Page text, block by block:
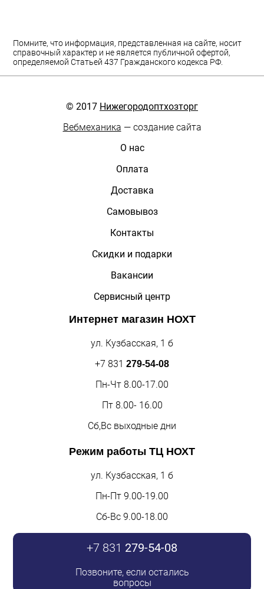
Помните, что информация, представленная на сайте, носит
справочный характер и не является публичной офертой,
определяемой Статьей 437 Гражданского кодекса РФ.
© 2017 Нижегородоптхозторг
Вебмеханика — создание сайта
О нас
Оплата
Доставка
Самовывоз
Контакты
Скидки и подарки
Вакансии
Сервисный центр
Интернет магазин НОХТ
ул. Кузбасская, 1 б
+7 831 279-54-08
Пн-Чт 8.00-17.00
Пт 8.00- 16.00
Сб,Вс выходные дни
Режим работы ТЦ НОХТ
ул. Кузбасская, 1 б
Пн-Пт 9.00-19.00
Сб-Вс 9.00-18.00
+7 831 279-54-08
Позвоните, если остались
вопросы